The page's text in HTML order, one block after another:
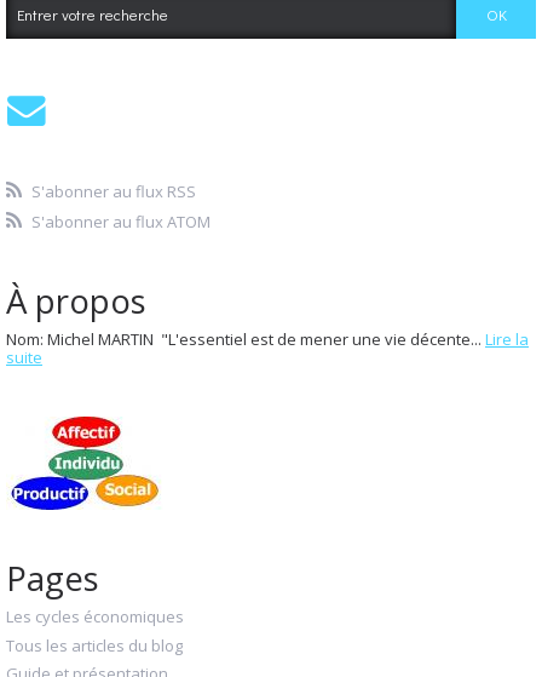
S'abonner au flux RSS
S'abonner au flux ATOM
À propos
Nom: Michel MARTIN "L'essentiel est de mener une vie décente... Lire la
suite
Pages
Les cycles économiques
Tous les articles du blog